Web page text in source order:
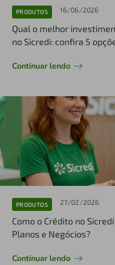
PRODUTOS 16/06/2026
Qual o melhor
no Sicredi: confira 5
Continuar lendo
PRODUTOS 27/02/2026
Como o Crédito no
Planos e Negócios?
Continuar lendo